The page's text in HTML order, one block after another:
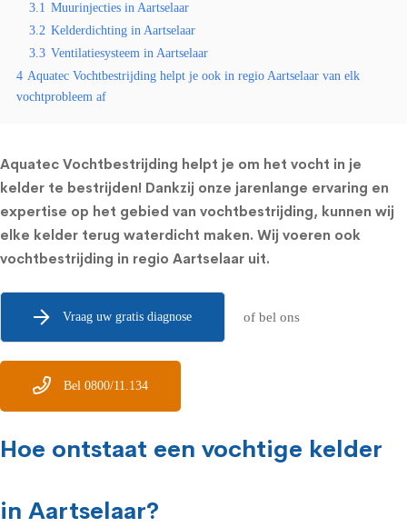
3.1 Muurinjecties in Aartselaar
3.2 Kelderdichting in Aartselaar
3.3 Ventilatiesysteem in Aartselaar
4 Aquatec Vochtbestrijding helpt je ook in regio Aartselaar van elk
vochtprobleem af
Aquatec Vochtbestrijding helpt je om het vocht in je
kelder te bestrijden! Dankzij onze jarenlange ervaring en
expertise op het gebied van vochtbestrijding, kunnen wij
elke kelder terug waterdicht maken. Wij voeren ook
vochtbestrijding in regio Aartselaar uit.
Vraag uw gratis diagnose of bel ons
Bel 0800/11.134
Hoe ontstaat een vochtige kelder
in Aartselaar?